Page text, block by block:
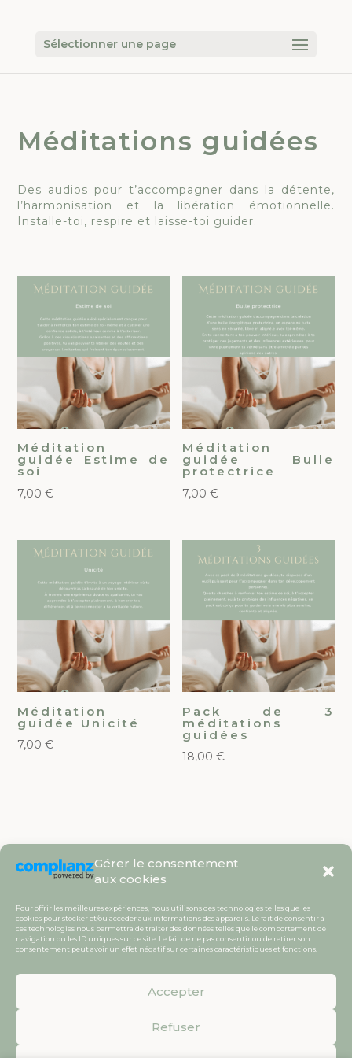
Gérer le consentement
aux cookies
Pour offrir les meilleures expériences, nous utilisons des technologies telles que les
cookies pour stocker et/ou accéder aux informations des appareils. Le fait de consentir à
ces technologies nous permettra de traiter des données telles que le comportement de
navigation ou les ID uniques sur ce site. Le fait de ne pas consentir ou de retirer son
consentement peut avoir un effet négatif sur certaines caractéristiques et fonctions.
Accepter
Refuser
Sélectionner une page
Méditations guidées
Des audios pour t’accompagner dans la détente,
l’harmonisation et la libération émotionnelle.
Installe-toi, respire et laisse-toi guider.
Méditation
guidée Estime de
soi
7,00€
Méditation
guidée Bulle
protectrice
7,00€
Méditation
guidée Unicité
7,00€
Pack de 3
méditations
guidées
18,00€
Copyright©charlotte-psychoenergeticienne.fr
2026 / Tous droits réservés /CGV/Mentions
Politique de cookies (UE) | Charlotte